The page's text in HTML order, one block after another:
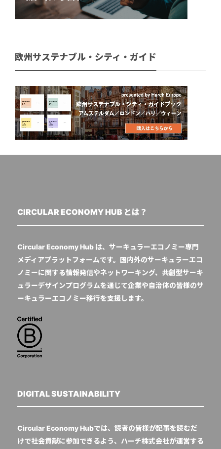
欧州サステナブル・シティ・ガイド
CIRCULAR ECONOMY HUB とは？
Circular Economy Hub は、サーキュラーエコノミー専門
メディアプラットフォームです。国内外のサーキュラーエコ
ノミーに関する情報発信やネットワーキング、共創型サーキ
ュラーデザインプログラムを通じて企業や自治体の皆様のサ
ーキュラーエコノミー移行を支援します。
DIGITAL SUSTAINABILITY
Circular Economy Hubでは、読者の皆様が記事を読むだ
けで社会貢献に参加できるよう、ハーチ株式会社が運営する